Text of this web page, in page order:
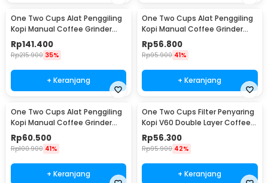
One Two Cups Alat Penggiling
Kopi Manual Coffee Grinder
Wood 30g - CW85532
Rp141.400
Rp215.900 35%
+ Keranjang
One Two Cups Alat Penggiling
Kopi Manual Coffee Grinder
160ml - CF012
Rp56.800
Rp95.900 41%
+ Keranjang
One Two Cups Alat Penggiling
Kopi Manual Coffee Grinder
Adjustable - RHNHA0176
Rp60.500
Rp100.900 41%
+ Keranjang
One Two Cups Filter Penyaring
Kopi V60 Double Layer Coffee
Filter - FS-40S
Rp56.300
Rp95.900 42%
+ Keranjang